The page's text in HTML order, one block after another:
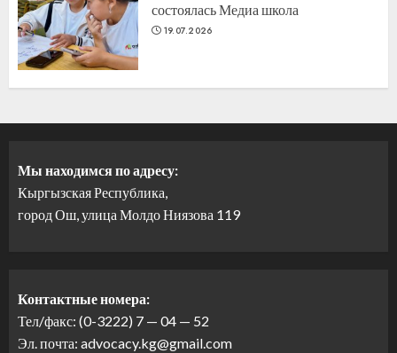
состоялась Медиа школа
19.07.2026
Мы находимся по адресу:
Кыргызская Республика,
город Ош, улица Молдо Ниязова 119
Контактные номера:
Тел/факс: (0-3222) 7 — 04 — 52
Эл. почта: advocacy.kg@gmail.com